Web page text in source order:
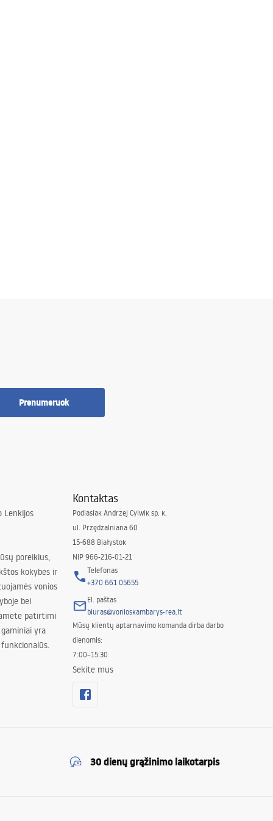
Prenumeruok
Lenkijos
poreikius,
kokybės ir
vonios
bei
patirtimi
yra
Kontaktas
Podlasiak Andrzej Cylwik sp. k.
ul. Przędzalniana 60
15-688 Białystok
NIP 966-216-01-21
Telefonas
+370 661 05655
El. paštas
biuras@vonioskambarys-rea.lt
Mūsų klientų aptarnavimo komanda dirba darbo
dienomis:
7:00–15:30
Sekite mus
30 dienų grąžinimo laikotarpis